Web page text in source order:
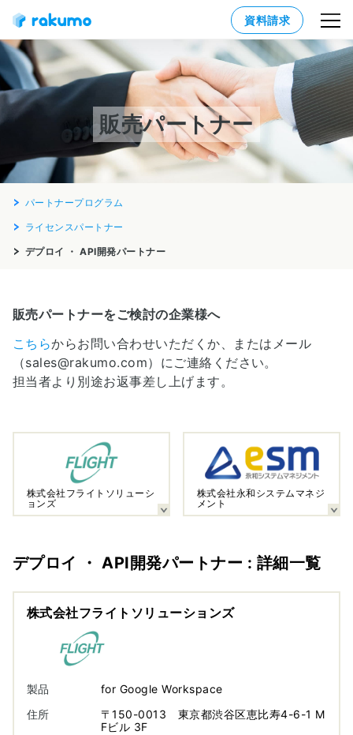
資料請求
販売パートナー
パートナープログラム
ライセンスパートナー
デプロイ ・ API開発パートナー
販売パートナーをご検討の企業様へ
こちらからお問い合わせいただくか、またはメール
（sales@rakumo.com）にご連絡ください。
担当者より別途お返事差し上げます。
株式会社フライトソリューシ
ョンズ
株式会社永和システムマネジ
メント
デプロイ ・ API開発パートナー : 詳細一覧
株式会社フライトソリューションズ
製品
for Google Workspace
住所
〒150-0013 東京都渋谷区恵比寿4-6-1 M
Fビル 3F